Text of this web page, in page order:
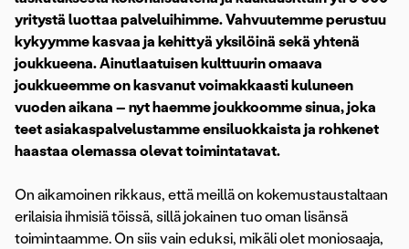
yritystä luottaa palveluihimme. Vahvuutemme perustuu
kykyymme kasvaa ja kehittyä yksilöinä sekä yhtenä
joukkueena. Ainutlaatuisen kulttuurin omaava
joukkueemme on kasvanut voimakkaasti kuluneen
vuoden aikana – nyt haemme joukkoomme sinua, joka
teet asiakaspalvelustamme ensiluokkaista ja rohkenet
haastaa olemassa olevat toimintatavat.
On aikamoinen rikkaus, että meillä on kokemustaustaltaan
erilaisia ihmisiä töissä, sillä jokainen tuo oman lisänsä
toimintaamme. On siis vain eduksi, mikäli olet moniosaaja,